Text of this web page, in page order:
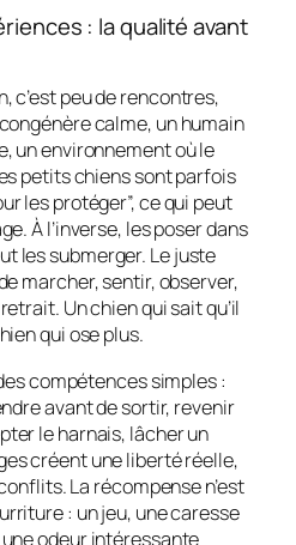
: la qualité avant
c’est peu de rencontres,
calme, un humain
un environnement où le
petits chiens sont parfois
les protéger”, ce qui peut
À l’inverse, les poser dans
les submerger. Le juste
marcher, sentir, observer,
Un chien qui sait qu’il
qui ose plus.
compétences simples :
avant de sortir, revenir
le harnais, lâcher un
créent une liberté réelle,
La récompense n’est
: un jeu, une caresse
odeur intéressante